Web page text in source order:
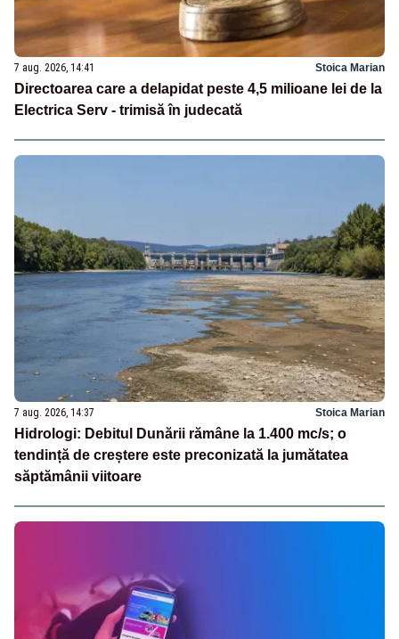
7 aug. 2026, 14:41 Stoica Marian
Directoarea care a delapidat peste 4,5 milioane lei de la
Electrica Serv - trimisă în judecată
7 aug. 2026, 14:37 Stoica Marian
Hidrologi: Debitul Dunării rămâne la 1.400 mc/s; o
tendință de creștere este preconizată la jumătatea
săptămânii viitoare